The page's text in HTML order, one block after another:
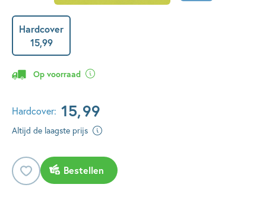
Hardcover
15,99
Op voorraad
Hardcover: 15,99
Altijd de laagste prijs
Bestellen